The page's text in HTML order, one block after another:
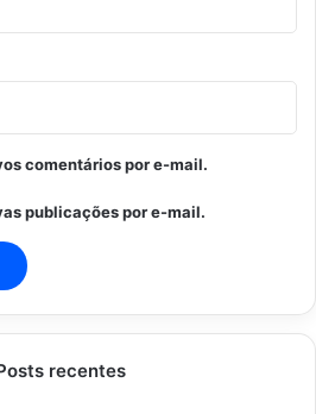
comentários por e-mail.
publicações por e-mail.
recentes